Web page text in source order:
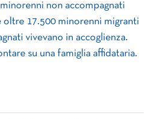
non accompagnati
oltre 17.500 minorenni migranti
vivevano in accoglienza.
su una famiglia affidataria.